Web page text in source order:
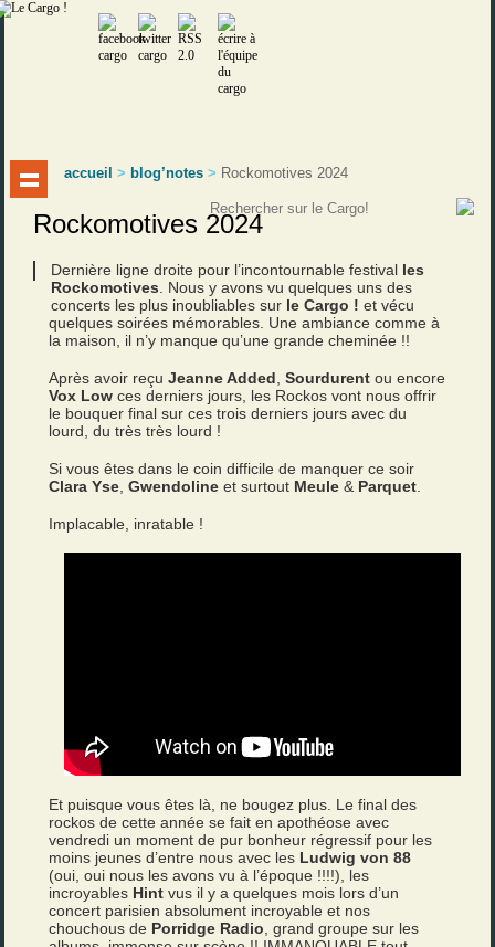
accueil > blog’notes > Rockomotives 2024
Rockomotives 2024
Dernière ligne droite pour l’incontournable festival les
Rockomotives . Nous y avons vu quelques uns des
concerts les plus inoubliables sur le Cargo !et vécu
quelques soirées mémorables. Une ambiance comme à
la maison, il n’y manque qu’une grande cheminée !!
Après avoir reçu Jeanne Added ,Sourdurentou encore
Vox Lowces derniers jours, les Rockos vont nous offrir
le bouquer final sur ces trois derniers jours avec du
lourd, du très très lourd !
Si vous êtes dans le coin difficile de manquer ce soir
Clara Yse ,Gwendolineet surtout Meule & Parquet
Implacable, inratable !
Et puisque vous êtes là, ne bougez plus. Le final des
rockos de cette année se fait en apothéose avec
vendredi un moment de pur bonheur régressif pour les
moins jeunes d’entre nous avec les Ludwig von 88
(oui, oui nous les avons vu à l’époque !!!!), les
incroyables Hint vus il y a quelques mois lors d’un
concert parisien absolument incroyable et nos
chouchous de Porridge Radio , grand groupe sur les